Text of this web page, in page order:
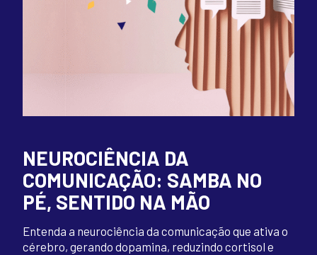
NEUROCIÊNCIA DA
COMUNICAÇÃO: SAMBA NO
PÉ, SENTIDO NA MÃO
Entenda a neurociência da comunicação que ativa o
cérebro, gerando dopamina, reduzindo cortisol e